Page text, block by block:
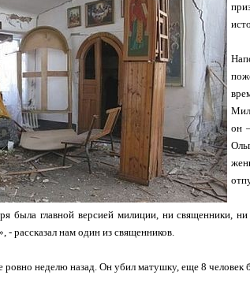
он
была главной версией милиции, ни священники,
рассказал нам один из священников.
ровно неделю назад. Он убил матушку, еще 8 человек